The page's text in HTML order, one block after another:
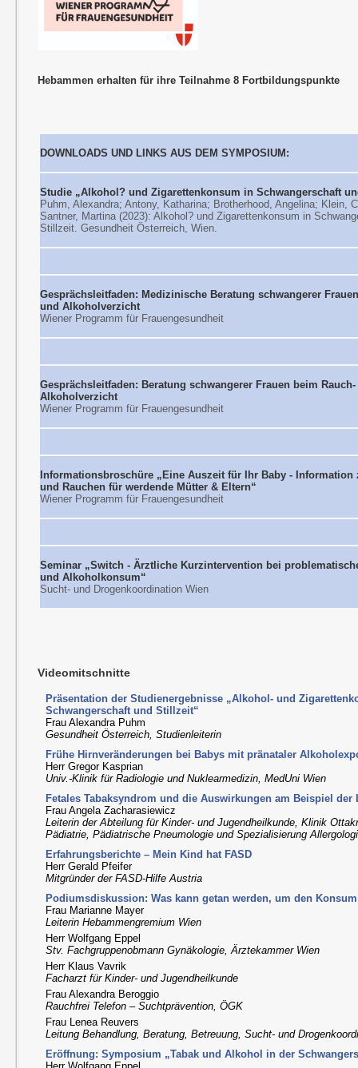
Hebammen erhalten für ihre Teilnahme 8 Fortbildungspunkte
DOWNLOADS UND LINKS AUS DEM SYMPOSIUM:
Studie „Alkohol? und Zigarettenkonsum in Schwangerschaft
Puhm, Alexandra; Antony, Katharina; Brotherhood, Angelina; Klein,
Santner, Martina (2023): Alkohol? und Zigarettenkonsum in
Stillzeit. Gesundheit Österreich, Wien.
Gesprächsleitfaden: Medizinische Beratung schwangerer
und Alkoholverzicht
Wiener Programm für Frauengesundheit
Gesprächsleitfaden: Beratung schwangerer Frauen beim
Alkoholverzicht
Wiener Programm für Frauengesundheit
Informationsbroschüre „Eine Auszeit für Ihr Baby -
und Rauchen für werdende Mütter & Eltern“
Wiener Programm für Frauengesundheit
Seminar „Switch - Ärztliche Kurzintervention bei
und Alkoholkonsum“
Sucht- und Drogenkoordination Wien
Videomitschnitte
Präsentation der Studienergebnisse „Alkohol- und
Schwangerschaft und Stillzeit“
Frau Alexandra Puhm
Gesundheit Österreich, Studienleiterin
Frühe Hirnveränderungen bei Babys mit pränataler
Herr Gregor Kasprian
Univ.-Klinik für Radiologie und Nuklearmedizin, MedUni Wien
Fetales Tabaksyndrom und die Auswirkungen am Beispiel der
Frau Angela Zacharasiewicz
Leiterin der Abteilung für Kinder- und Jugendheilkunde, Klinik
Pädiatrie, Pädiatrische Pneumologie und Spezialisierung
Erfahrungsberichte – Mein Kind hat FASD
Herr Gerald Pfeifer
Mitgründer der FASD-Hilfe Austria
Podiumsdiskussion: Was kann getan werden, um den
Frau Marianne Mayer
Leiterin Hebammengremium Wien
Herr Wolfgang Eppel
Stv. Fachgruppenobmann Gynäkologie, Ärztekammer Wien
Herr Klaus Vavrik
Facharzt für Kinder- und Jugendheilkunde
Frau Alexandra Beroggio
Rauchfrei Telefon – Suchtprävention, ÖGK
Frau Lenea Reuvers
Leitung Behandlung, Beratung, Betreuung, Sucht- und
Eröffnung: Symposium „Tabak und Alkohol in der